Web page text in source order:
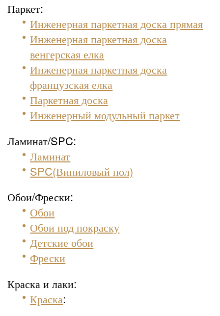
Паркет:
Инженерная паркетная доска прямая
Инженерная паркетная доска
венгерская елка
Инженерная паркетная доска
французская елка
Паркетная доска
Инженерный модульный паркет
Ламинат/SPC:
Ламинат
SPC(Виниловый пол)
Обои/Фрески:
Обои
Обои под покраску
Детские обои
Фрески
Краска и лаки:
Краска: